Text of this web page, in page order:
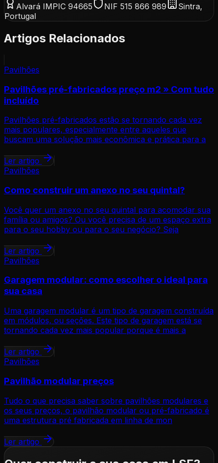
Alvará IMPIC 94665 NIF 515 866 989
Sintra,
Portugal
Artigos Relacionados
Pavilhões
Pavilhões pré-fabricados preço m2 » Com tudo
incluído
Pavilhões pré-fabricados estão se tornando cada vez
mais populares, especialmente entre aqueles que
buscam uma solução mais econômica e prática para a
Ler artigo
Pavilhões
Como construir um anexo no seu quintal?
Você quer um anexo no seu quintal para acomodar sua
família ou amigos? Ou você precisa de um espaço extra
para o seu hobby ou para o seu negócio? Seja
Ler artigo
Pavilhões
Garagem modular: como escolher o ideal para
sua casa
Uma garagem modular é um tipo de garagem construída
em módulos, ou seções. Este tipo de garagem está se
tornando cada vez mais popular porque é mais a
Ler artigo
Pavilhões
Pavilhão modular preços
Tudo o que precisa saber sobre pavilhões modulares e
os seus preços, o pavilhão modular ou pré-fabricado é
uma estrutura pré fabricada em linha de mon
Ler artigo